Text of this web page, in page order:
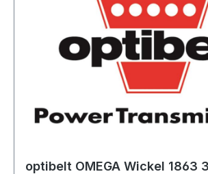
optibelt OMEGA Wickel 1863